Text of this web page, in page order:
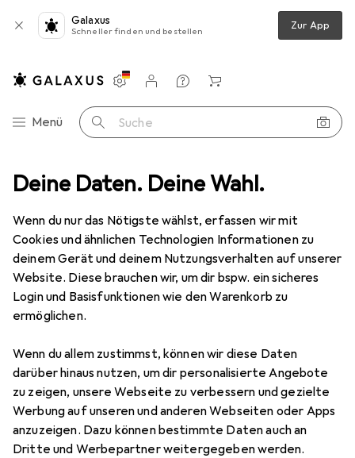
Deine Daten. Deine Wahl.
Wenn du nur das Nötigste wählst, erfassen wir mit
Cookies und ähnlichen Technologien Informationen zu
deinem Gerät und deinem Nutzungsverhalten auf unserer
Website. Diese brauchen wir, um dir bspw. ein sicheres
Login und Basisfunktionen wie den Warenkorb zu
ermöglichen.
Wenn du allem zustimmst, können wir diese Daten
darüber hinaus nutzen, um dir personalisierte Angebote
zu zeigen, unsere Webseite zu verbessern und gezielte
Werbung auf unseren und anderen Webseiten oder Apps
anzuzeigen. Dazu können bestimmte Daten auch an
Dritte und Werbepartner weitergegeben werden.
Galaxus
Schneller finden und bestellen Zur App
Navigation nach Kategorien
Menü Suche
Einstellungen
Kundenkonto
Vergleichslisten
Merklisten
Warenkorb
Snapstyle Sisal Natur Teppich Klassisch - 9 Farben in 17 Grössen
5 Bilder
SnapstyleSisal Natur Teppich Klassisch
- 9 Farben in 17 Grössen
80 x 320 cm
Preis in EUR inkl. MwSt.
EUR
99,90
21
Bewertungen Marke
Mehr von Snapstyle